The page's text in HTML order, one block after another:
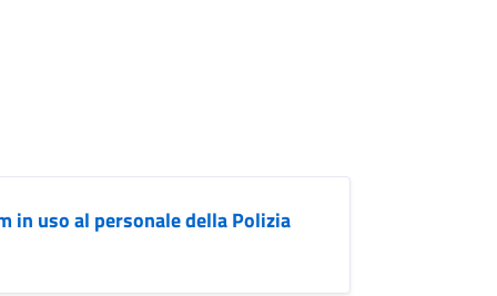
in uso al personale della Polizia